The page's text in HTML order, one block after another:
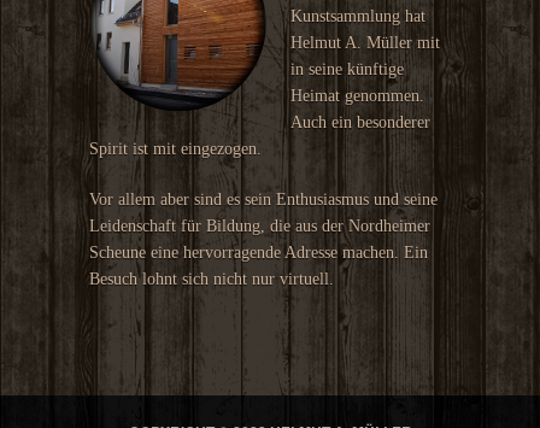
Kunstsammlung hat
Helmut A. Müller mit
in seine künftige
Heimat genommen.
Auch ein besonderer
Spirit ist mit eingezogen.
Vor allem aber sind es sein Enthusiasmus und seine
Leidenschaft für Bildung, die aus der Nordheimer
Scheune eine hervorragende Adresse machen. Ein
Besuch lohnt sich nicht nur virtuell.